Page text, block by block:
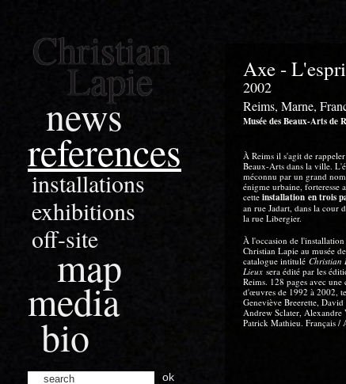
Christian
Lapie
news
references
installations
exhibitions
off-site
map
media
bio
ok
Axe -
2002
Reims, Marne,
Musée des Beaux-Arts de
À Reims il s'agit de
Beaux-Arts dans la ville.
méconnu par un grand
énigme urbaine,
cetteinstallation en trois
an rue Jadart, dans la cour
la rue Libergier.
À l'occasion de
Christian Lapie au musée
catalogue intituléChristian
Lieux sera édité par les
Reims. 128 pages avec
d'œuvres de 1992 à 2002,
Geneviève Breerette,
Andrew Sclater, Alexandre
Patrick Mathieu. Français /